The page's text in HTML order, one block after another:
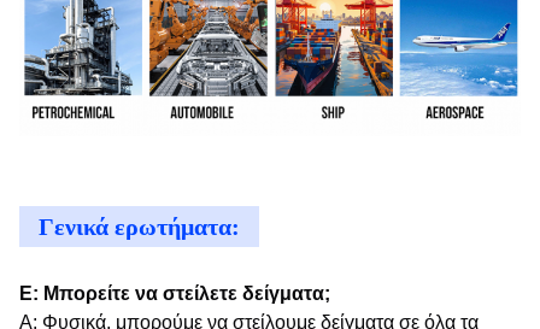
Γενικά ερωτήματα:
Ε: Μπορείτε να στείλετε δείγματα;
Α: Φυσικά, μπορούμε να στείλουμε δείγματα σε όλα τα